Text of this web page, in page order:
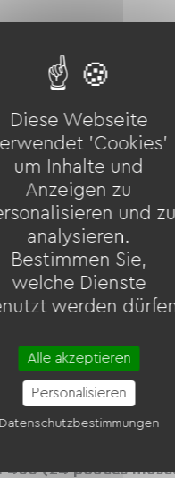
600 (26 pouces
400 (24 pouces
Diese Webseite
'Cookies'
um Inhalte und
Anzeigen zu
und zu
analysieren.
Bestimmen Sie,
welche Dienste
werden
Alle akzeptieren
Personalisieren
Datenschutzbestimmungen